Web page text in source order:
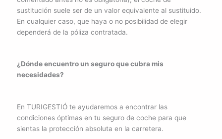
sustitución suele ser de un valor equivalente al sustituido.
En cualquier caso, que haya o no posibilidad de elegir
dependerá de la póliza contratada.
¿Dónde encuentro un seguro que cubra mis
necesidades?
En TURIGESTIÓ te ayudaremos a encontrar las
condiciones óptimas en tu seguro de coche para que
sientas la protección absoluta en la carretera.